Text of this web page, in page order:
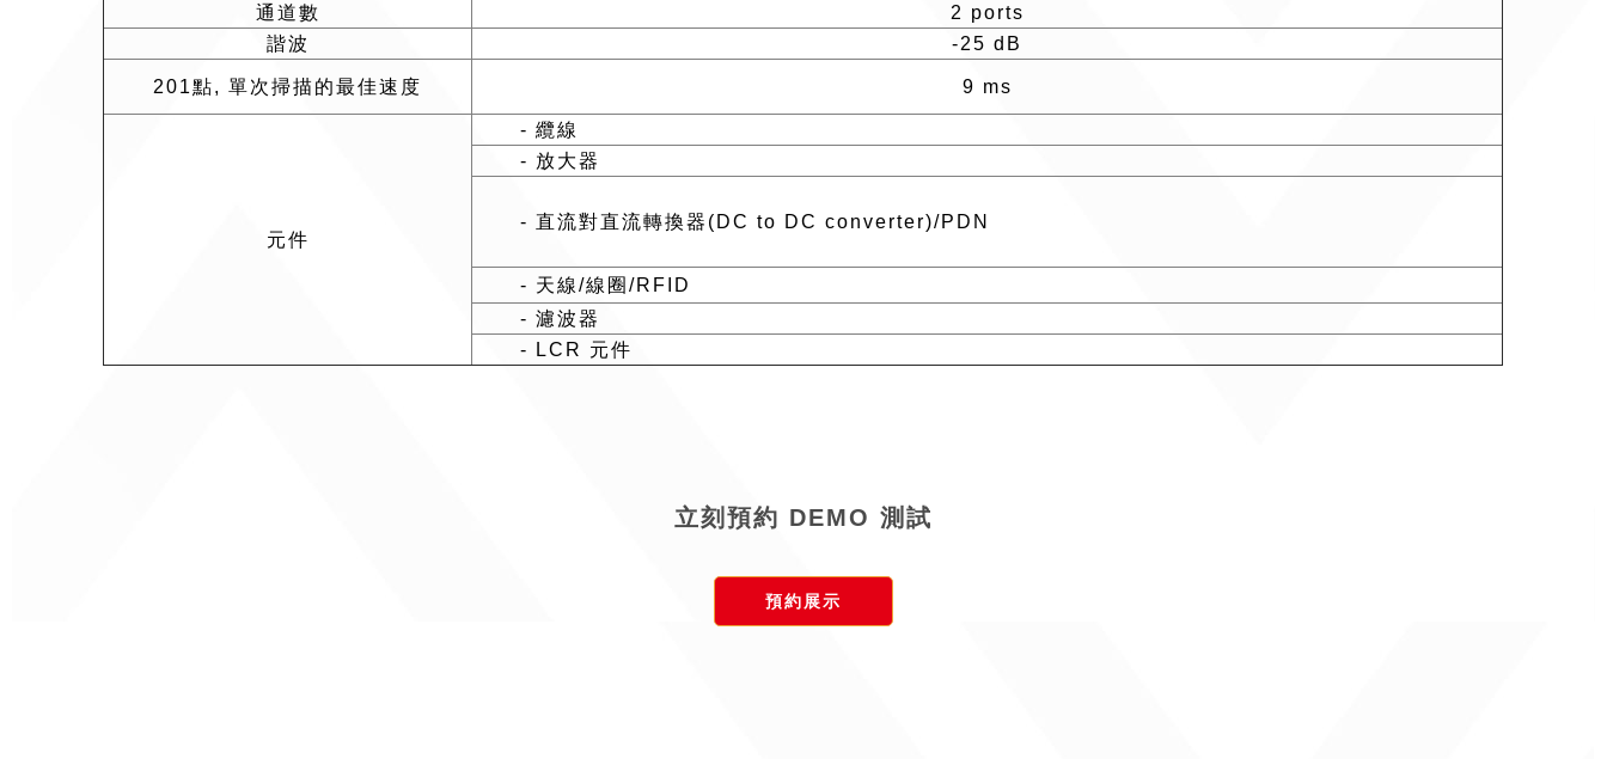
通道數
2 ports
諧波
-25 dB
201點, 單次掃描的最佳速度 9 ms
元件
- 纜線
- 放大器
- 直流對直流轉換器(DC to DC converter)/PDN
- 天線/線圈/RFID
- 濾波器
- LCR 元件
立刻預約 DEMO 測試
預約展示